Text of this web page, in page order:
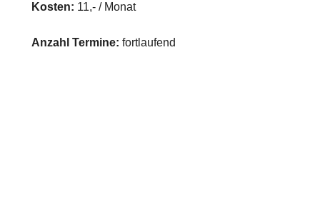
Kosten: 11,- / Monat
Anzahl Termine: fortlaufend